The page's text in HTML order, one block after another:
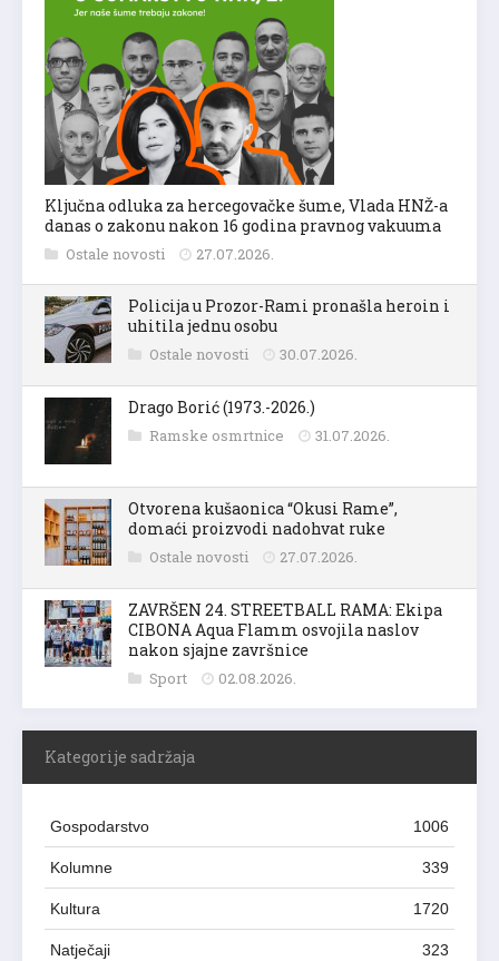
Ključna odluka za hercegovačke šume, Vlada HNŽ-a
danas o zakonu nakon 16 godina pravnog vakuuma
Ostale novosti 27.07.2026.
Policija u Prozor-Rami pronašla heroin i
uhitila jednu osobu
Ostale novosti 30.07.2026.
Drago Borić (1973.-2026.)
Ramske osmrtnice 31.07.2026.
Otvorena kušaonica “Okusi Rame”,
domaći proizvodi nadohvat ruke
Ostale novosti 27.07.2026.
ZAVRŠEN 24. STREETBALL RAMA: Ekipa
CIBONA Aqua Flamm osvojila naslov
nakon sjajne završnice
Sport 02.08.2026.
Kategorije sadržaja
Gospodarstvo 1006
Kolumne 339
Kultura 1720
Natječaji 323